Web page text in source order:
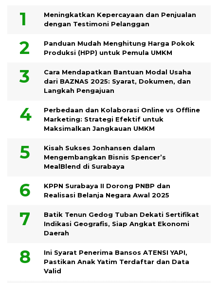
Meningkatkan Kepercayaan dan Penjualan
dengan Testimoni Pelanggan
Panduan Mudah Menghitung Harga Pokok
Produksi (HPP) untuk Pemula UMKM
Cara Mendapatkan Bantuan Modal Usaha
dari BAZNAS 2025: Syarat, Dokumen, dan
Langkah Pengajuan
Perbedaan dan Kolaborasi Online vs Offline
Marketing: Strategi Efektif untuk
Maksimalkan Jangkauan UMKM
Kisah Sukses Jonhansen dalam
Mengembangkan Bisnis Spencer’s
MealBlend di Surabaya
KPPN Surabaya II Dorong PNBP dan
Realisasi Belanja Negara Awal 2025
Batik Tenun Gedog Tuban Dekati Sertifikat
Indikasi Geografis, Siap Angkat Ekonomi
Daerah
Ini Syarat Penerima Bansos ATENSI YAPI,
Pastikan Anak Yatim Terdaftar dan Data
Valid